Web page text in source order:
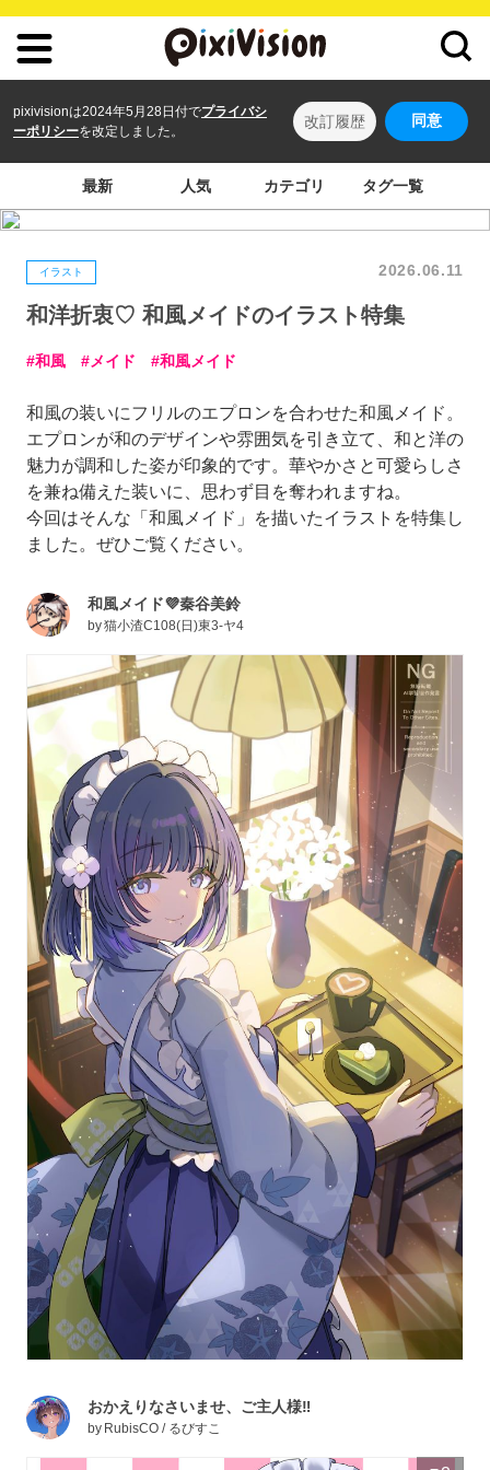
pixivisionは2024年5月28日付でプライバシ
ーポリシーを改定しました。
改訂履歴 同意
最新 人気 カテゴリ タグ一覧
イラスト 2026.06.11
和洋折衷♡ 和風メイドのイラスト特集
和風 メイド 和風メイド
和風の装いにフリルのエプロンを合わせた和風メイド。
エプロンが和のデザインや雰囲気を引き立て、和と洋の
魅力が調和した姿が印象的です。華やかさと可愛らしさ
を兼ね備えた装いに、思わず目を奪われますね。
今回はそんな「和風メイド」を描いたイラストを特集し
ました。ぜひご覧ください。
和風メイド💜秦谷美鈴
by猫小渣C108(日)東3-ヤ4
おかえりなさいませ、ご主人様‼️
by RubisCO / るびすこ